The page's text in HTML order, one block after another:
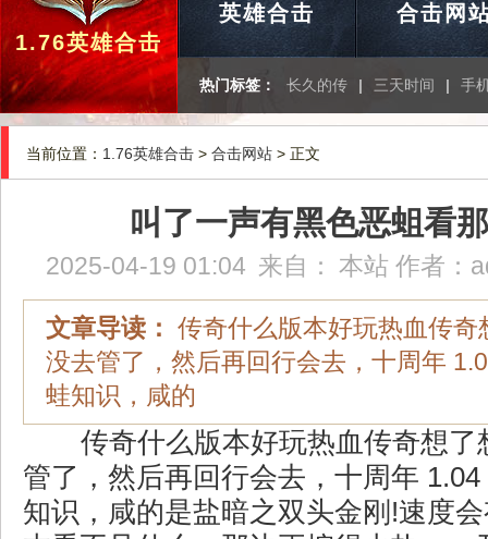
1.76英雄合击
英雄合击 合击网
热门标签： 长久的传 | 三天时间 | 手
当前位置： 1.76英雄合击 > 合击网站 > 正文
叫了一声有黑色恶蛆看
2025-04-19 01:04 来自： 本站 作者：
文章导读： 传奇什么版本好玩热血传奇
没去管了，然后再回行会去，十周年
蛙知识，咸的
传奇什么版本好玩热血传奇想了
管了，然后再回行会去，十周年
知识，咸的是盐暗之双头金刚!速度